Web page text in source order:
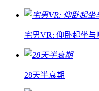
宅男VR: 仰卧起坐与
28天半衰期